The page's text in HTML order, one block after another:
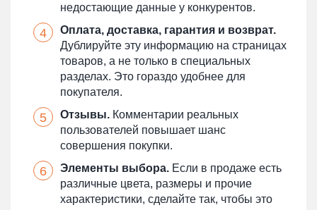
недостающие данные у конкурентов.
Оплата, доставка, гарантия и возврат.
Дублируйте эту информацию на страницах
товаров, а не только в специальных
разделах. Это гораздо удобнее для
покупателя.
Отзывы. Комментарии реальных
пользователей повышает шанс
совершения покупки.
Элементы выбора. Если в продаже есть
различные цвета, размеры и прочие
характеристики, сделайте так, чтобы это